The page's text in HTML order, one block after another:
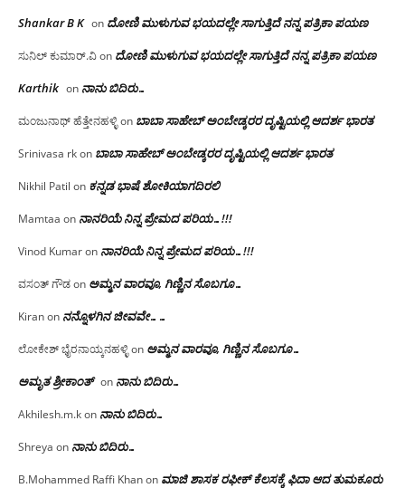
Shankar B K on ದೋಣಿ ಮುಳುಗುವ ಭಯದಲ್ಲೇ ಸಾಗುತ್ತಿದೆ ನನ್ನ ಪತ್ರಿಕಾ ಪಯಣ
ಸುನಿಲ್ ಕುಮಾರ್.ವಿon ದೋಣಿ ಮುಳುಗುವ ಭಯದಲ್ಲೇ ಸಾಗುತ್ತಿದೆ ನನ್ನ ಪತ್ರಿಕಾ ಪಯಣ
Karthik on ನಾನು ಬಿದಿರು…
ಮಂಜುನಾಥ್ ಹೆತ್ತೇನಹಳ್ಳಿon ಬಾಬಾ ಸಾಹೇಬ್ ಅಂಬೇಡ್ಕರರ ದೃಷ್ಟಿಯಲ್ಲಿ ಆದರ್ಶ ಭಾರತ
Srinivasa rkon ಬಾಬಾ ಸಾಹೇಬ್ ಅಂಬೇಡ್ಕರರ ದೃಷ್ಟಿಯಲ್ಲಿ ಆದರ್ಶ ಭಾರತ
Nikhil Patil on ಕನ್ನಡ ಭಾಷೆ ಶೋಕಿಯಾಗದಿರಲಿ
Mamtaa on ನಾನರಿಯೆ ನಿನ್ನ ಪ್ರೇಮದ ಪರಿಯ…!!!
Vinod Kumaron ನಾನರಿಯೆ ನಿನ್ನ ಪ್ರೇಮದ ಪರಿಯ…!!!
ವಸಂತ್ ಗೌಡon ಅಮ್ಮನ ವಾರವೂ, ಗಿಣ್ಣಿನ ಸೊಬಗೂ…
Kiranon ನನ್ನೊಳಗಿನ ಜೀವವೇ……
ಲೋಕೇಶ್ ಭೈರನಾಯ್ಕನಹಳ್ಳಿon ಅಮ್ಮನ ವಾರವೂ, ಗಿಣ್ಣಿನ ಸೊಬಗೂ…
ಅಮೃತ ಶ್ರೀಕಾಂತ್ on ನಾನು ಬಿದಿರು…
Akhilesh.m.kon ನಾನು ಬಿದಿರು…
Shreya on ನಾನು ಬಿದಿರು…
B.Mohammed Raffi Khanon ಮಾಜಿ ಶಾಸಕ ರಫೀಕ್ ಕೆಲಸಕ್ಕೆ ಫಿದಾ ಆದ ತುಮಕೂರು